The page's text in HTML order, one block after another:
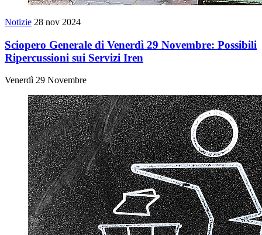
Notizie 28 nov 2024
Sciopero Generale di Venerdì 29 Novembre: Possibili
Ripercussioni sui Servizi Iren
Venerdì 29 Novembre